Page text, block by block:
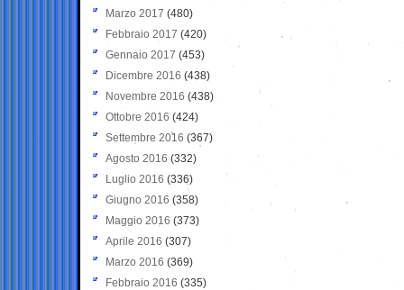
Marzo 2017 (480)
Febbraio 2017 (420)
Gennaio 2017 (453)
Dicembre 2016 (438)
Novembre 2016 (438)
Ottobre 2016 (424)
Settembre 2016 (367)
Agosto 2016 (332)
Luglio 2016 (336)
Giugno 2016 (358)
Maggio 2016 (373)
Aprile 2016 (307)
Marzo 2016 (369)
Febbraio 2016 (335)